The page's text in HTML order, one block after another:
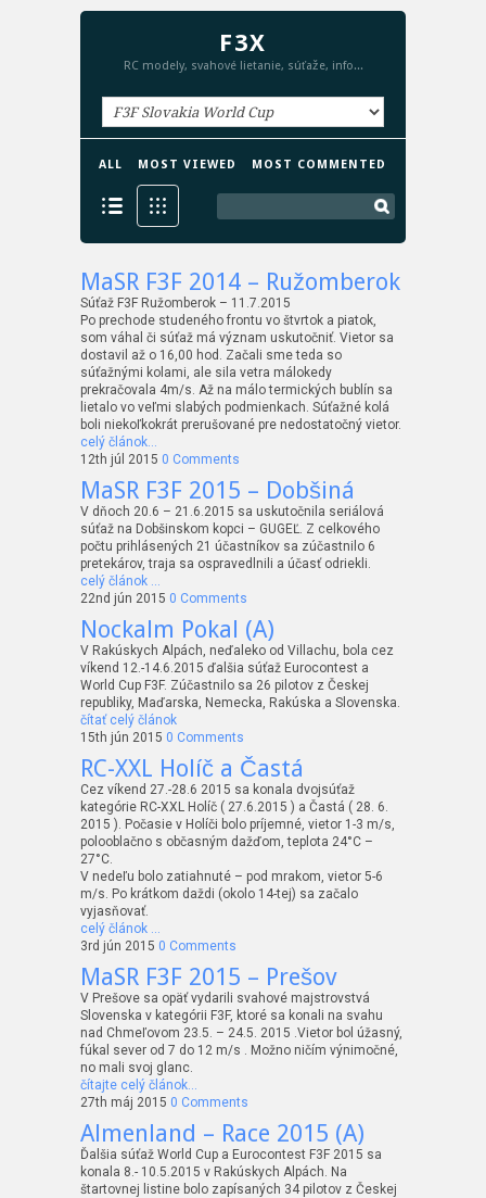
F3X
RC modely, svahové lietanie, súťaže, info...
ALL MOST VIEWED MOST COMMENTED
MaSR F3F 2014 – Ružomberok
Súťaž F3F Ružomberok – 11.7.2015
Po prechode studeného frontu vo štvrtok a piatok,
som váhal či súťaž má význam uskutočniť. Vietor sa
dostavil až o 16,00 hod. Začali sme teda so
súťažnými kolami, ale sila vetra málokedy
prekračovala 4m/s. Až na málo termických bublín sa
lietalo vo veľmi slabých podmienkach. Súťažné kolá
boli niekoľkokrát prerušované pre nedostatočný vietor.
celý článok…
12th júl 2015 0 Comments
MaSR F3F 2015 – Dobšiná
V dňoch 20.6 – 21.6.2015 sa uskutočnila seriálová
súťaž na Dobšinskom kopci – GUGEĽ. Z celkového
počtu prihlásených 21 účastníkov sa zúčastnilo 6
pretekárov, traja sa ospravedlnili a účasť odriekli.
celý článok …
22nd jún 2015 0 Comments
Nockalm Pokal (A)
V Rakúskych Alpách, neďaleko od Villachu, bola cez
víkend 12.-14.6.2015 ďalšia súťaž Eurocontest a
World Cup F3F. Zúčastnilo sa 26 pilotov z Českej
republiky, Maďarska, Nemecka, Rakúska a Slovenska.
čítať celý článok
15th jún 2015 0 Comments
RC-XXL Holíč a Častá
Cez víkend 27.-28.6 2015 sa konala dvojsúťaž
kategórie RC-XXL Holíč ( 27.6.2015 ) a Častá ( 28. 6.
2015 ). Počasie v Holíči bolo príjemné, vietor 1-3 m/s,
polooblačno s občasným dažďom, teplota 24°C –
27°C.
V nedeľu bolo zatiahnuté – pod mrakom, vietor 5-6
m/s. Po krátkom daždi (okolo 14-tej) sa začalo
vyjasňovať.
celý článok …
3rd jún 2015 0 Comments
MaSR F3F 2015 – Prešov
V Prešove sa opäť vydarili svahové majstrovstvá
Slovenska v kategórii F3F, ktoré sa konali na svahu
nad Chmeľovom 23.5. – 24.5. 2015 .Vietor bol úžasný,
fúkal sever od 7 do 12 m/s . Možno ničím výnimočné,
no mali svoj glanc.
čítajte celý článok…
27th máj 2015 0 Comments
Almenland – Race 2015 (A)
Ďalšia súťaž World Cup a Eurocontest F3F 2015 sa
konala 8.- 10.5.2015 v Rakúskych Alpách. Na
štartovnej listine bolo zapísaných 34 pilotov z Českej